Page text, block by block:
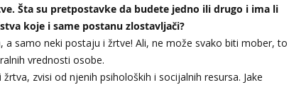
Šta su pretpostavke da budete jedno ili drugo i ima li
koje i same postanu zlostavljači?
a samo neki postaju i žrtve! Ali, ne može svako biti mober, to
vrednosti osobe.
zvisi od njenih psiholoških i socijalnih resursa. Jake